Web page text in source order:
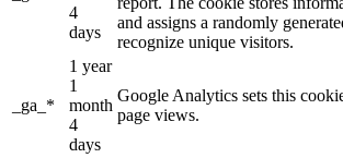
4
days
and assigns a randomly
recognize unique visitors.
_ga_*
1 year
1
month
4
days
Google Analytics sets this
page views.